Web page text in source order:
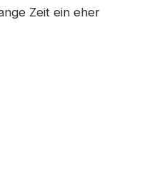
Zeit ein eher